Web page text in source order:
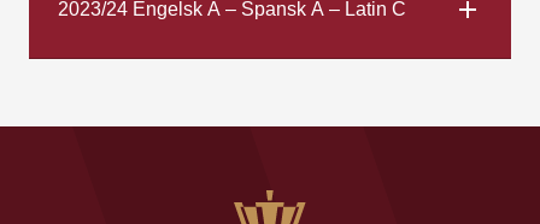
2023/24 Engelsk A – Spansk A – Latin C